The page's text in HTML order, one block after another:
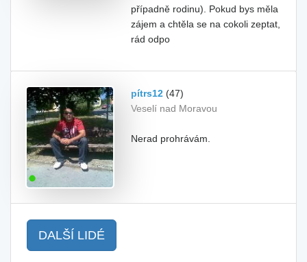
případně rodinu). Pokud bys měla
zájem a chtěla se na cokoli zeptat,
rád odpo
pítrs12 (47)
Veselí nad Moravou
Nerad prohrávám.
DALŠÍ LIDÉ